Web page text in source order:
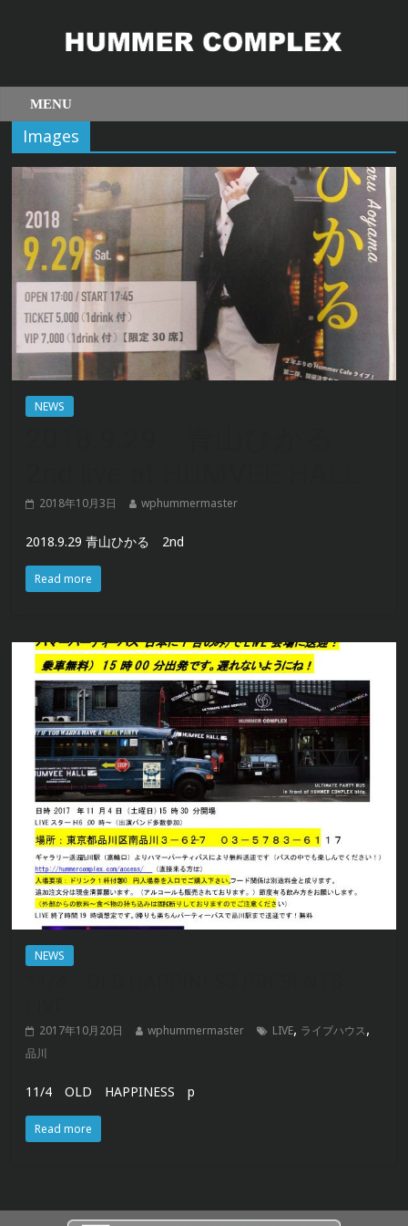
Images
NEWS
2018年10月3日 wphummermaster
2018.9.29 青山ひかる 2nd
Read more
NEWS
2017年10月20日 wphummermaster LIVE, ライブハウス,
品川
11/4 OLD HAPPINESS p
Read more